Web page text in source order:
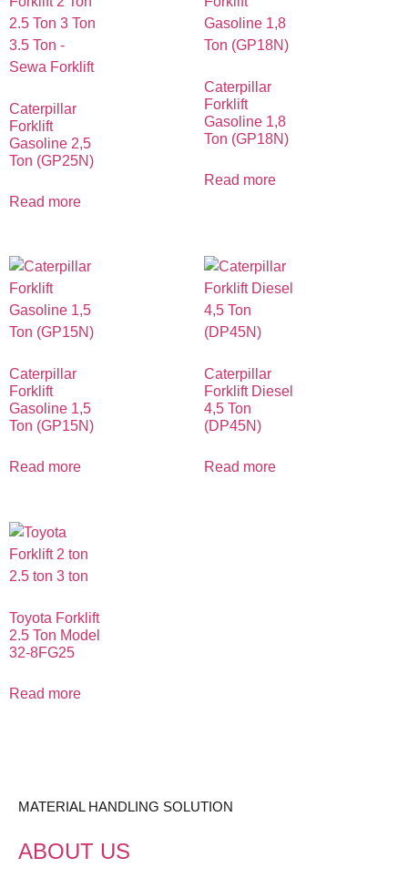
Caterpillar
Forklift
Gasoline 2,5
Ton (GP25N)
Read more
Caterpillar
Forklift
Gasoline 1,8
Ton (GP18N)
Read more
Caterpillar
Forklift
Gasoline 1,5
Ton (GP15N)
Read more
Caterpillar
Forklift Diesel
4,5 Ton
(DP45N)
Read more
Toyota Forklift
2.5 Ton Model
32-8FG25
Read more
MATERIAL HANDLING SOLUTION
ABOUT US